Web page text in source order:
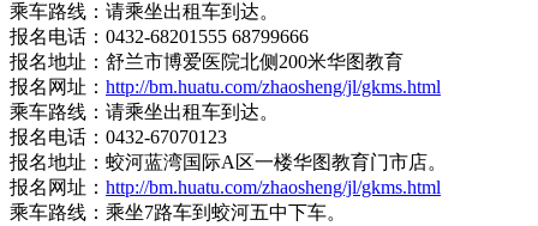
乘车路线：请乘坐出租车到达。
报名电话：0432-68201555 68799666
报名地址：舒兰市博爱医院北侧200米华图教育
报名网址： http://bm.huatu.com/zhaosheng/jl/gkms.html
乘车路线：请乘坐出租车到达。
报名电话：0432-67070123
报名地址：蛟河蓝湾国际A区一楼华图教育门市店。
报名网址： http://bm.huatu.com/zhaosheng/jl/gkms.html
乘车路线：乘坐7路车到蛟河五中下车。